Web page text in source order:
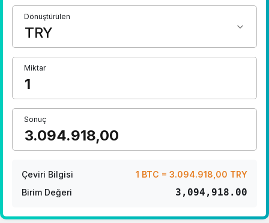
Dönüştürülen
Miktar
Sonuç
Çeviri Bilgisi
1 BTC = 3.094.918,00 TRY
Birim Değeri
3,094,918.00